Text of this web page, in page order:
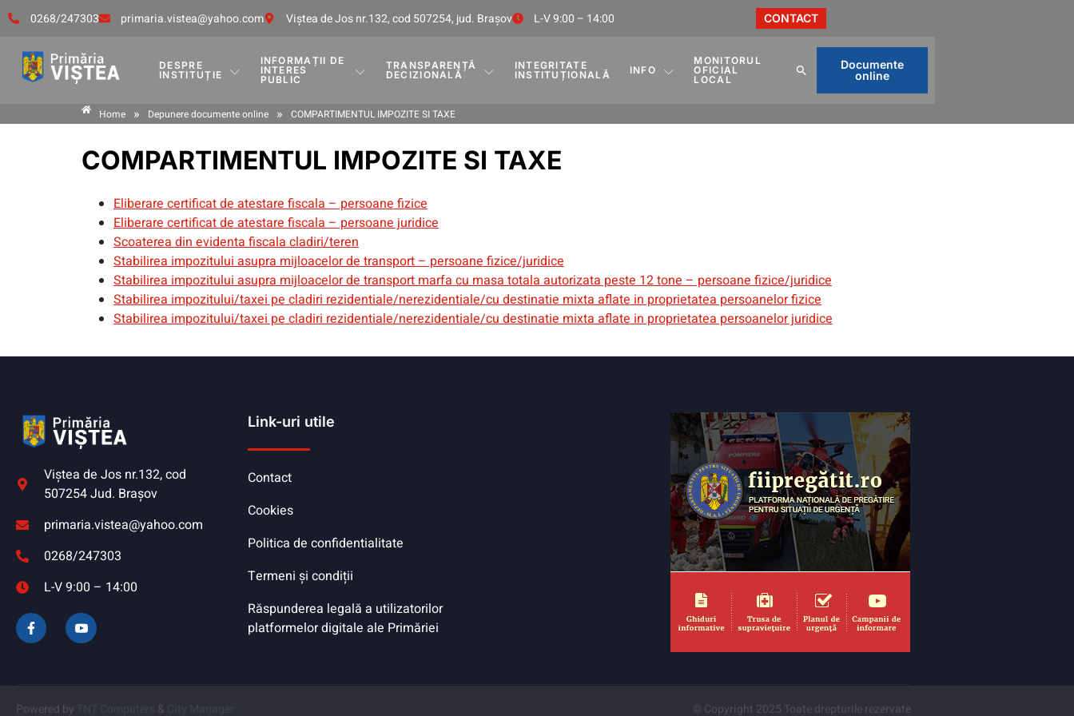
0268/247303 primaria.vistea@yahoo.com Viştea de Jos nr.132, cod 507254, jud. Braşov L-V 9:00 – 14:00 CONTACT
DESPRE
INSTITUȚIE
INFORMAȚII DE
INTERES
PUBLIC
TRANSPARENȚĂ
DECIZIONALĂ
INTEGRITATE
INSTITUȚIONALĂ
INFO
MONITORUL
OFICIAL
LOCAL
Documente
online
Home » Depunere documente online » COMPARTIMENTUL IMPOZITE SI TAXE
COMPARTIMENTUL IMPOZITE SI TAXE
Eliberare certificat de atestare fiscala – persoane fizice
Eliberare certificat de atestare fiscala – persoane juridice
Scoaterea din evidenta fiscala cladiri/teren
Stabilirea impozitului asupra mijloacelor de transport – persoane fizice/juridice
Stabilirea impozitului asupra mijloacelor de transport marfa cu masa totala autorizata peste 12 tone – persoane fizice/juridice
Stabilirea impozitului/taxei pe cladiri rezidentiale/nerezidentiale/cu destinatie mixta aflate in proprietatea persoanelor fizice
Stabilirea impozitului/taxei pe cladiri rezidentiale/nerezidentiale/cu destinatie mixta aflate in proprietatea persoanelor juridice
Viştea de Jos nr.132, cod
507254 Jud. Braşov
primaria.vistea@yahoo.com
0268/247303
L-V 9:00 – 14:00
Link-uri utile
Contact
Cookies
Politica de confidentialitate
Termeni și condiții
Răspunderea legală a utilizatorilor
platformelor digitale ale Primăriei
Powered by TNT Computers & City Manager © Copyright 2025 Toate drepturile rezervate